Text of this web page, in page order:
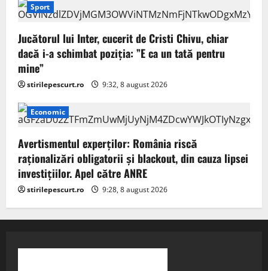
Sport
Jucătorul lui Inter, cucerit de Cristi Chivu, chiar
dacă i-a schimbat poziția: ”E ca un tată pentru
mine”
stirilepescurt.ro 9:32, 8 august 2026
Economic
Avertismentul experților: România riscă
raționalizări obligatorii și blackout, din cauza lipsei
investițiilor. Apel către ANRE
stirilepescurt.ro 9:28, 8 august 2026